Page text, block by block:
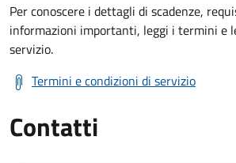
Per conoscere i dettagli di scadenze,
informazioni importanti, leggi i termini e
servizio.
Termini e condizioni di servizio
Contatti